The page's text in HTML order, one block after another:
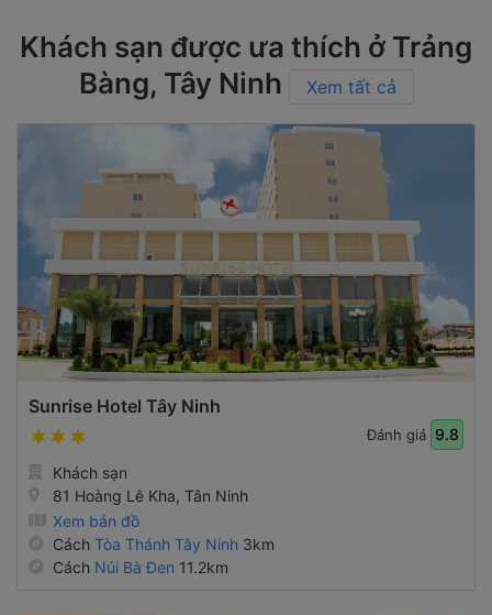
Khách sạn được ưa thích ở Trảng
Bàng, Tây Ninh
Xem tất cả
Sunrise Hotel Tây Ninh
Đánh giá 9.8
Khách sạn
81 Hoàng Lê Kha, Tân Ninh
Xem bản đồ
Cách Tòa Thánh Tây Ninh 3km
Cách Núi Bà Đen 11.2km